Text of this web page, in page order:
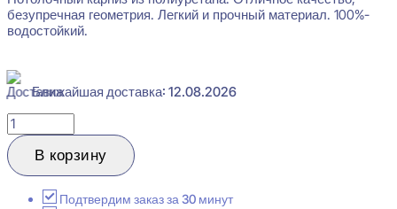
безупречная геометрия. Легкий и прочный материал. 100%-
водостойкий.
Ближайшая доставка: 12.08.2026
Количество
товара
Orac
Decor
STEPS
В корзину
Подтвердим заказ за 30 минут